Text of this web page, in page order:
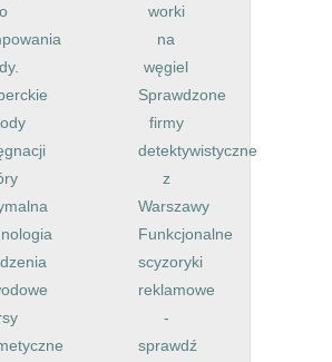
worki
na
węgiel
Sprawdzone
firmy
detektywistyczne
z
Warszawy
Funkcjonalne
scyzoryki
reklamowe
-
sprawdź